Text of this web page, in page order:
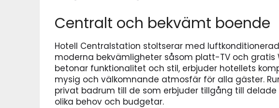
Centralt och bekvämt boende
Hotell Centralstation stoltserar med
moderna bekvämligheter såsom platt-TV och gratis
betonar funktionalitet och stil, erbjuder hotellets
mysig och välkomnande atmosfär för alla gäster.
privat badrum till de som erbjuder tillgång till
olika behov och budgetar.